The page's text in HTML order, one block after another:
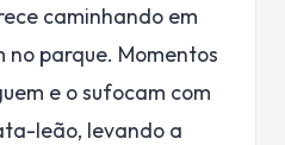
caminhando em
parque. Momentos
e o sufocam com
leão, levando a